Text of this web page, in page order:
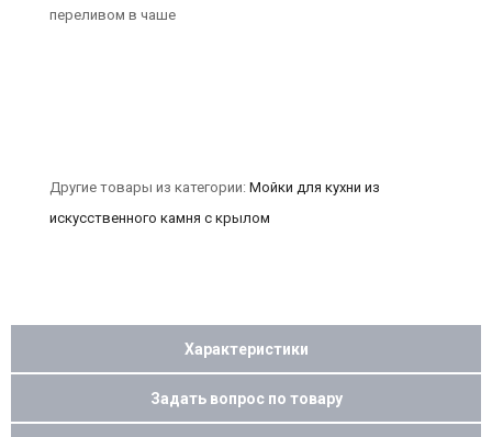
переливом в чаше
Другие товары из категории: Мойки для кухни из
искусственного камня с крылом
Характеристики
Задать вопрос по товару